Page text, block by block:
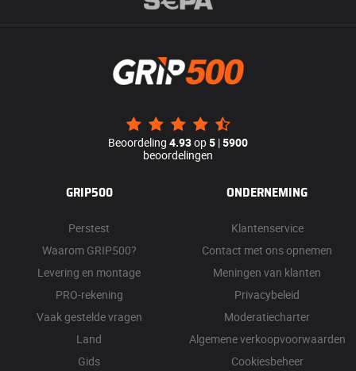
Beoordeling 4.93op5 |5900
beoordelingen
GRIP500
Perstest
Waarom GRIP500?
Levering en montage
PRO-rekening
Vaak gestelde vragen
Land
Gids
ONDERNEMING
Klantenservice
Contact met ons opnemen
Meningen van klanten
Privacybeleid
Moderatiecharter
Algemene verkoopvoorwaarden
Cookiesbeheer